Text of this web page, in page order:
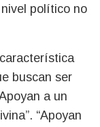
político no
buscan ser
a un
“Apoyan